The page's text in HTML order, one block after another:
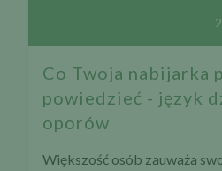
Co Twoja nabijarka
powiedzieć - język
oporów
Większość osób zauważa